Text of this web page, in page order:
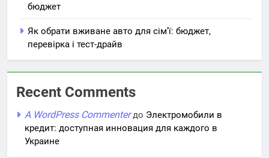
бюджет
Як обрати вживане авто для сім’ї: бюджет,
перевірка і тест-драйв
Recent Comments
A WordPress Commenterдо Электромобили в
кредит: доступная инновация для каждого в
Украине